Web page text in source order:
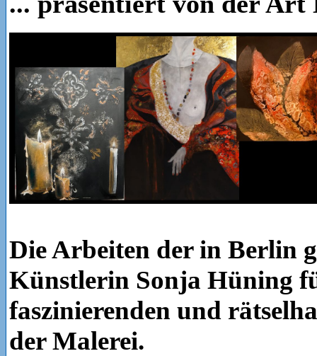
Die Arbeiten der in Berlin
Künstlerin Sonja Hüning
faszinierenden und
der Malerei.